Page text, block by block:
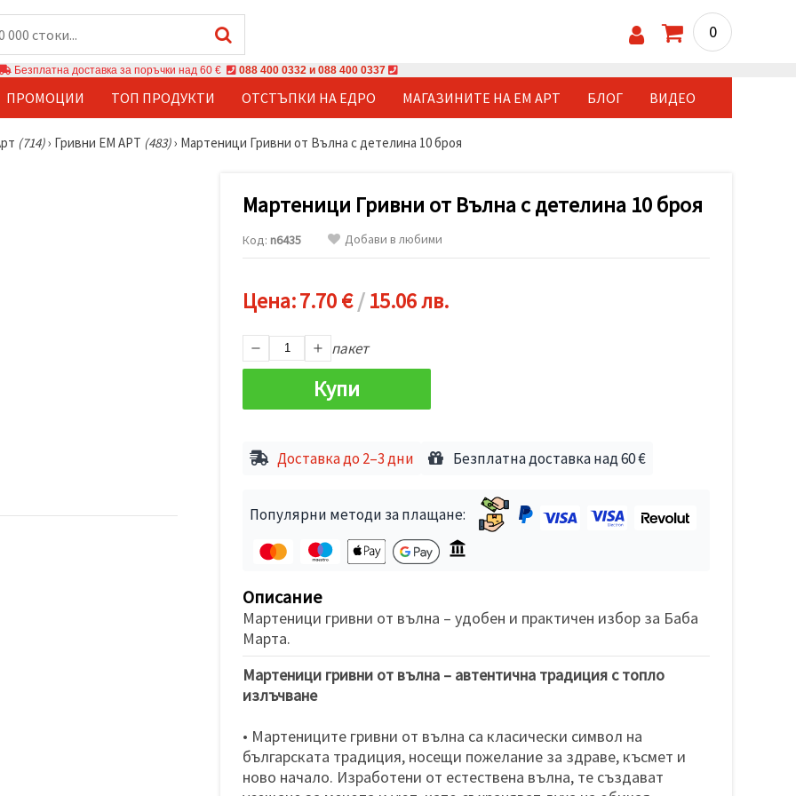
0
Безплатна доставка за поръчки над 60 € 088 400 0332 и 088 400 0337
ПРОМОЦИИ ТОП ПРОДУКТИ ОТСТЪПКИ НА ЕДРО МАГАЗИНИТЕ НА ЕМ АРТ БЛОГ ВИДЕО
(714)› Гривни ЕМ АРТ (483)› Мартеници Гривни от Вълна с детелина 10 броя
Мартеници Гривни от Вълна с детелина 10 броя
Код: n6435 Добави в любими
Цена:7.70 €/15.06 лв.
пакет
Купи
Доставка до 2–3 дни Безплатна доставка над 60 €
Популярни методи за плащане:
Описание
Мартеници гривни от вълна – удобен и практичен избор за Баба
Марта.
Мартеници гривни от вълна – автентична традиция с топло
излъчване
• Мартениците гривни от вълна са класически символ на
българската традиция, носещи пожелание за здраве, късмет и
ново начало. Изработени от естествена вълна, те създават